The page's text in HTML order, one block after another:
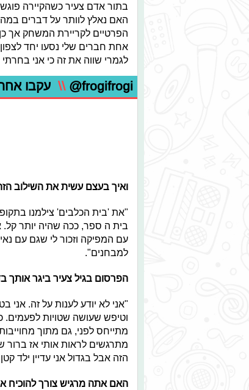
בתור אדם צעיר כשהקיירה
האם נאלץ לוותר על דברים
הפרטיים לקריירת המשחק אך
אחת חברים שלי נסעו יחד לצפון
לגמרי שווה את זה כי אני
@frogifrogi
\\ עקבו
ואיך בעצם עשית את השילוב
"את 'בית הכלבים' צילמנו
בית ה ספר, ככה שהיה יותר קל.
עם המפיקה וזכור לי שגם עם
למבחנים".
הפרסום בגיל צעיר ביגר אותך
"אני לא יודע לענות על זה. אני
וטיפש שעושה שטויות לפעמים.
מתייחס לפני, גם מתוך
מתרגשים לראות אותי אז ברור
הזה אבל בגדול אני עדיין ילד
האם אתה מרגיש צורך